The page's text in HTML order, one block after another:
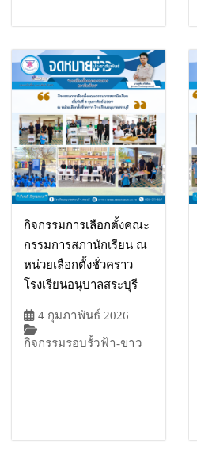
กิจกรรมการเลือกตั้งคณะ
กรรมการสภานักเรียน ณ
หน่วยเลือกตั้งชั่วคราว
โรงเรียนอนุบาลสระบุรี
4 กุมภาพันธ์ 2026
กิจกรรมรอบรั้วฟ้า-ขาว